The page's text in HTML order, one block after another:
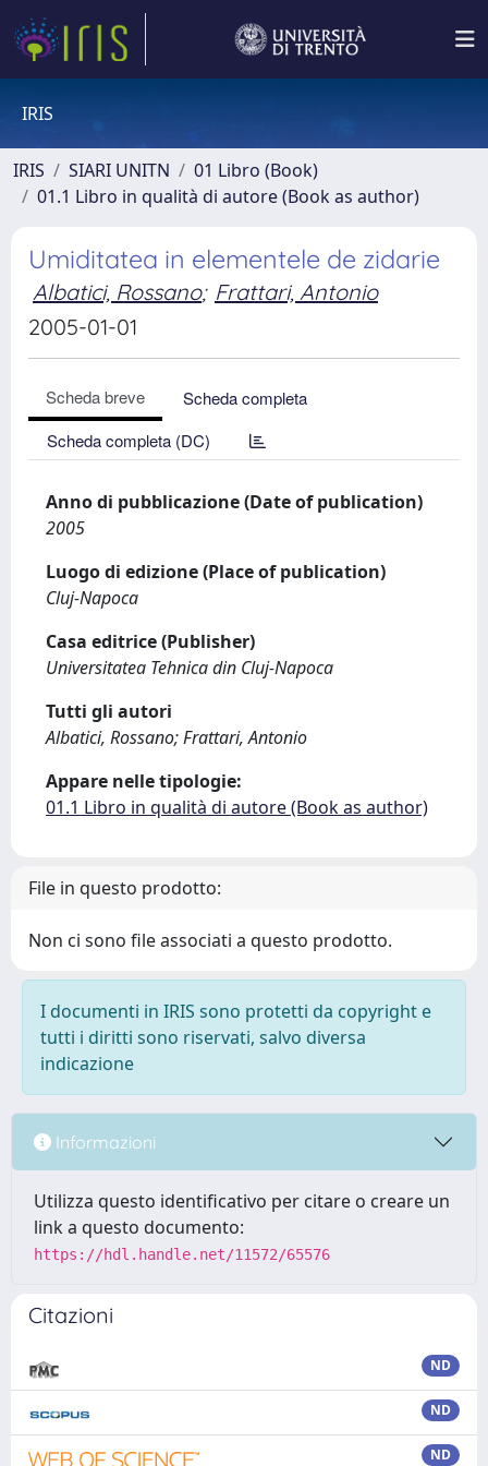
IRIS
IRIS SIARI UNITN
01 Libro (Book)
01.1 Libro in qualità di autore (Book as author)
Umiditatea in elementele de zidarie
Albatici, Rossano; Frattari, Antonio
2005-01-01
Scheda breve
Scheda completa
Scheda completa (DC)
Anno di pubblicazione (Date of publication)
2005
Luogo di edizione (Place of publication)
Cluj-Napoca
Casa editrice (Publisher)
Universitatea Tehnica din Cluj-Napoca
Tutti gli autori
Albatici, Rossano; Frattari, Antonio
Appare nelle tipologie:
01.1 Libro in qualità di autore (Book as author)
File in questo prodotto:
Non ci sono file associati a questo prodotto.
I documenti in IRIS sono protetti da copyright e
tutti i diritti sono riservati, salvo diversa
indicazione
Informazioni
Utilizza questo identificativo per citare o creare un
link a questo documento:
https://hdl.handle.net/11572/65576
Citazioni
ND
ND
ND